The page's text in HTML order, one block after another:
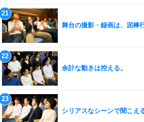
舞台の撮影・録画は、泥棒
余計な動きは控える。
シリアスなシーンで聞こえ